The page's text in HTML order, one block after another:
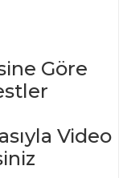
Göre
Video